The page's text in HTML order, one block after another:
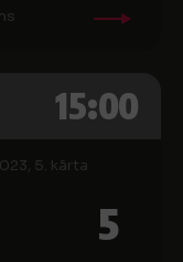
15:00
5. kārta
5